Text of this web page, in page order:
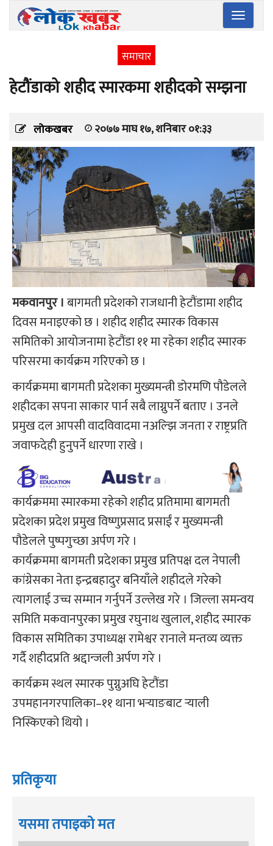
Toggle
समाचार
हेटौंडाको शहीद स्मारकमा शहीदको सम्झना
लोकखबर २०७७ माघ १७, शनिबार ०१:३३
मकवानपुर ।बागमती प्रदेशको राजधानी हेटौंडामा शहीद
दिवस मनाइएको छ । शहीद शहीद स्मारक विकास
समितिको आयोजनामा हेटौंडा ११ मा रहेका शहीद स्मारक
परिसरमा कार्यक्रम गरिएको छ ।
कार्यक्रममा बागमती प्रदेशका मुख्यमन्त्री डोरमणि पौडेलले
शहीदका सपना साकार पार्न सबै लाग्नुपर्ने बताए । उनले
प्रमुख दल आपसी वादविवादमा नअल्झि जनता र राष्ट्रप्रति
जवाफदेही हुनुपर्ने धारणा राखे ।
कार्यक्रममा स्मारकमा रहेको शहीद प्रतिमामा बागमती
प्रदेशका प्रदेश प्रमुख विष्णुप्रसाद प्रसाईं र मुख्यमन्त्री
पौडेलले पुष्पगुच्छा अर्पण गरे ।
कार्यक्रममा बागमती प्रदेशका प्रमुख प्रतिपक्ष दल नेपाली
कांग्रेसका नेता इन्द्रबहादुर बनियाँले शहीदले गरेको
त्यागलाई उच्च सम्मान गर्नुपर्ने उल्लेख गरे । जिल्ला समन्वय
समिति मकवानपुरका प्रमुख रघुनाथ खुलाल, शहीद स्मारक
विकास समितिका उपाध्यक्ष रामेश्वर रानाले मन्तव्य व्यक्त
गर्दै शहीदप्रति श्रद्दान्जली अर्पण गरे ।
कार्यक्रम स्थल स्मारक पुग्नुअघि हेटौंडा
उपमहानगरपालिका–११ थाना भर्‍याङबाट र्‍याली
निस्किएको थियो ।
प्रतिकृया
यसमा तपाइको मत